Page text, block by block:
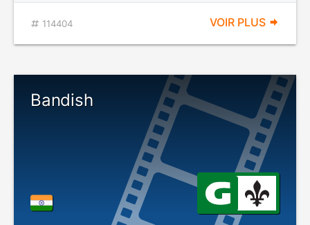
114404 VOIR PLUS
Bandish